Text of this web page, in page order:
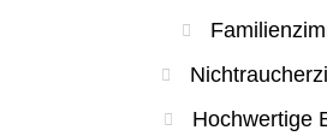
Hochwertige